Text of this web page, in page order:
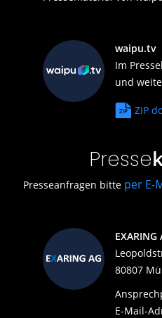
waipu.tv
Im
und
ZIP
Presse
Presseanfragen bitte per E-
EXARING
80807
E-Mail-